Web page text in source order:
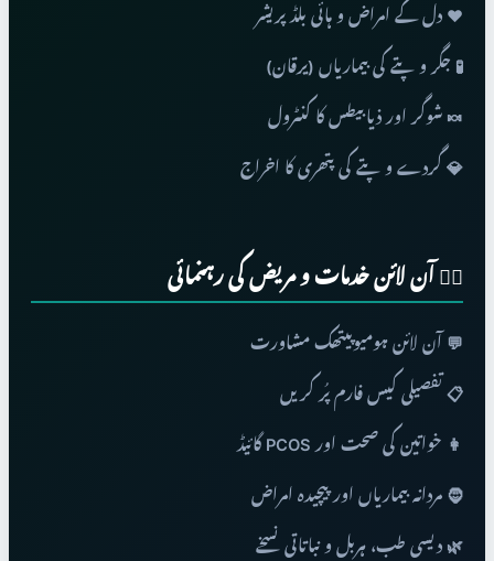
❤️ دل کے امراض و ہائی بلڈ پریشر
🧪 جگر و پتے کی بیماریاں (یرقان)
🍬 شوگر اور ذیابیطس کا کنٹرول
💎 گردے و پتے کی پتھری کا اخراج
👨‍⚕️ آن لائن خدمات و مریض کی رہنمائی
💬 آن لائن ہومیوپیتھک مشاورت
📋 تفصیلی کیس فارم پُر کریں
👩 خواتین کی صحت اور PCOS گائیڈ
🧔 مردانہ بیماریاں اور پیچیدہ امراض
🌿 دیسی طب، ہربل و نباتاتی نسخے